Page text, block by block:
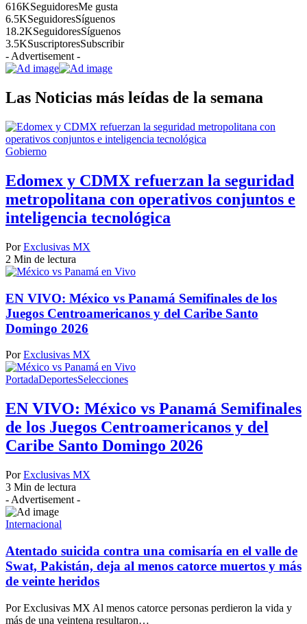
616KSeguidoresMe gusta
6.5KSeguidoresSíguenos
18.2KSeguidoresSíguenos
3.5KSuscriptoresSubscribir
- Advertisement -
Las Noticias más leídas de la semana
Gobierno
Edomex y CDMX refuerzan la seguridad
metropolitana con operativos conjuntos e
inteligencia tecnológica
Por Exclusivas MX
2 Min de lectura
EN VIVO: México vs Panamá Semifinales de los
Juegos Centroamericanos y del Caribe Santo
Domingo 2026
Por Exclusivas MX
PortadaDeportesSelecciones
EN VIVO: México vs Panamá Semifinales
de los Juegos Centroamericanos y del
Caribe Santo Domingo 2026
Por Exclusivas MX
3 Min de lectura
- Advertisement -
Internacional
Atentado suicida contra una comisaría en el valle de
Swat, Pakistán, deja al menos catorce muertos y más
de veinte heridos
Por Exclusivas MX Al menos catorce personas perdieron la vida y
más de una veintena resultaron…